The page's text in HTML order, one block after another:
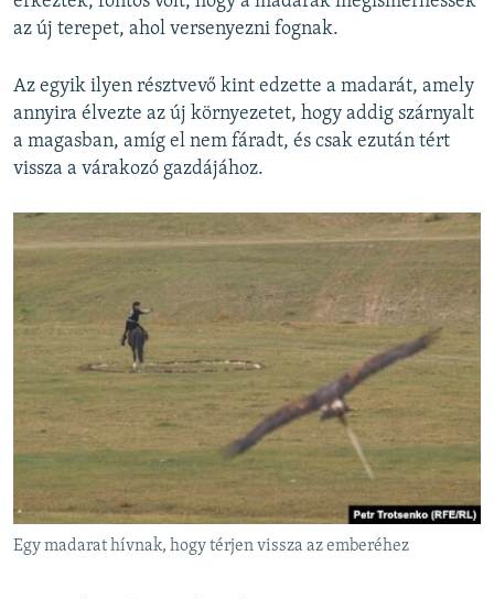
az új terepet, ahol versenyezni fognak.
Az egyik ilyen résztvevő kint edzette a madarát, amely
annyira élvezte az új környezetet, hogy addig szárnyalt
a magasban, amíg el nem fáradt, és csak ezután tért
vissza a várakozó gazdájához.
Egy madarat hívnak, hogy térjen vissza az emberéhez